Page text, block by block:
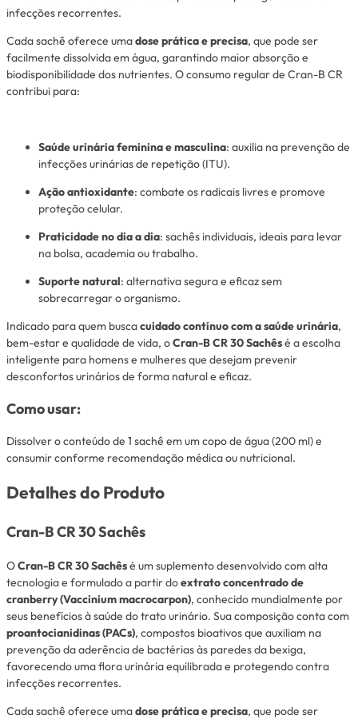
infecções recorrentes.
Cada sachê oferece umadose prática e precisa, que pode ser
facilmente dissolvida em água, garantindo maior absorção e
biodisponibilidade dos nutrientes. O consumo regular de Cran-B CR
contribui para:
Saúde urinária feminina e masculina: auxilia na prevenção de
infecções urinárias de repetição (ITU).
Ação antioxidante: combate os radicais livres e promove
proteção celular.
Praticidade no dia a dia: sachês individuais, ideais para levar
na bolsa, academia ou trabalho.
Suporte natural: alternativa segura e eficaz sem
sobrecarregar o organismo.
Indicado para quem buscacuidado contínuo com a saúde urinária,
bem-estar e qualidade de vida, oCran-B CR 30 Sachêsé a escolha
inteligente para homens e mulheres que desejam prevenir
desconfortos urinários de forma natural e eficaz.
Como usar:
Dissolver o conteúdo de 1 sachê em um copo de água (200 ml) e
consumir conforme recomendação médica ou nutricional.
Detalhes do Produto
Cran-B CR 30 Sachês
OCran-B CR 30 Sachêsé um suplemento desenvolvido com alta
tecnologia e formulado a partir doextrato concentrado de
cranberry (Vaccinium macrocarpon), conhecido mundialmente por
seus benefícios à saúde do trato urinário. Sua composição conta com
proantocianidinas (PACs), compostos bioativos que auxiliam na
prevenção da aderência de bactérias às paredes da bexiga,
favorecendo uma flora urinária equilibrada e protegendo contra
infecções recorrentes.
Cada sachê oferece umadose prática e precisa, que pode ser